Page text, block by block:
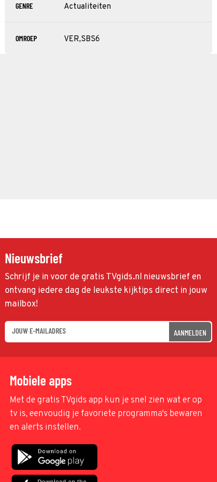
GENRE Actualiteiten
OMROEP VER,SBS6
Nieuwsbrief
Schrijf je in voor de gratis TVgids.nl nieuwsbrief en
ontvang iedere dag de leukste kijktips direct in jouw
mailbox!
AANMELDEN
Mobiele apps
Met de gratis TVgids app kun je snel zien wat er op
tv is, eenvoudig je favoriete programma's bewaren
en alerts instellen.